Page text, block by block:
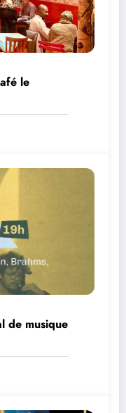
le
de musique